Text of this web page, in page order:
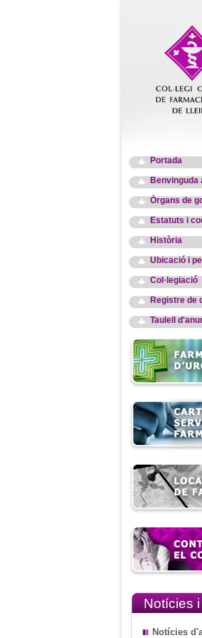
Portada
Benvinguda
Òrgans de
Estatuts i
Història
Ubicació i
Col·legiació
Registre de
Taulell
Notícies
Notícies